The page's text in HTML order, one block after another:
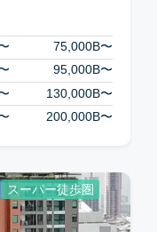
75,000B〜
95,000B〜
130,000B〜
200,000B〜
スーパー徒歩圏